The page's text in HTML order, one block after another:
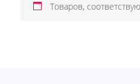
Товаров,